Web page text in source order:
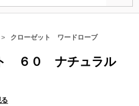
クローゼット ワードローブ
６０ ナチュラル